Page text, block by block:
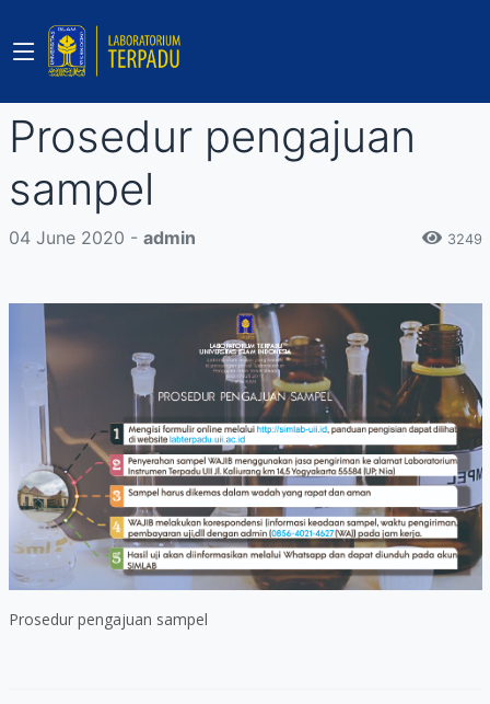
Prosedur pengajuan
sampel
04 June 2020 - admin 3249
Prosedur pengajuan sampel